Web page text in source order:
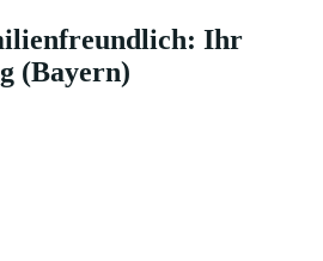
Ihr
(Bayern)